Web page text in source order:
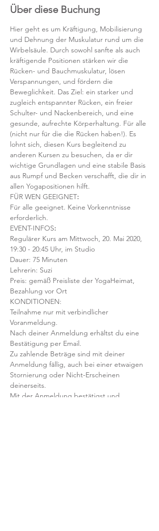
Über diese Buchung
Hier geht es um Kräftigung, Mobilisierung
und Dehnung der Muskulatur rund um die
Wirbelsäule. Durch sowohl sanfte als auch
kräftigende Positionen stärken wir die
Rücken- und Bauchmuskulatur, lösen
Verspannungen, und fördern die
Beweglichkeit. Das Ziel: ein starker und
zugleich entspannter Rücken, ein freier
Schulter- und Nackenbereich, und eine
gesunde, aufrechte Körperhaltung. Für alle
(nicht nur für die die Rücken haben!). Es
lohnt sich, diesen Kurs begleitend zu
anderen Kursen zu besuchen, da er dir
wichtige Grundlagen und eine stabile Basis
aus Rumpf und Becken verschafft, die dir in
allen Yogapositionen hilft.
FÜR WEN GEEIGNET:
Für alle geeignet. Keine Vorkenntnisse
erforderlich.
EVENT-INFOS:
Regulärer Kurs am Mittwoch, 20. Mai 2020,
19:30 - 20:45 Uhr, im Studio
Dauer: 75 Minuten
Lehrerin: Suzi
Preis: gemäß Preisliste der YogaHeimat,
Bezahlung vor Ort
KONDITIONEN:
Teilnahme nur mit verbindlicher
Voranmeldung.
Nach deiner Anmeldung erhältst du eine
Bestätigung per Email.
Zu zahlende Beträge sind mit deiner
Anmeldung fällig, auch bei einer etwaigen
Stornierung oder Nicht-Erscheinen
deinerseits.
Mit der Anmeldung bestätigst und